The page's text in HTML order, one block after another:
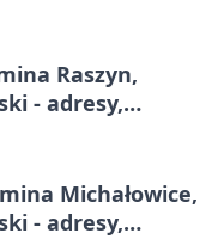
Raszyn,
- adresy,
Michałowice,
- adresy,